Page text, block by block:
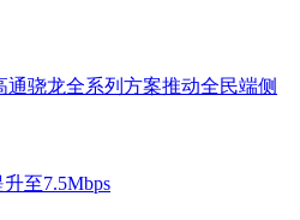
骁龙全系列方案推动全民端侧
至7.5Mbps